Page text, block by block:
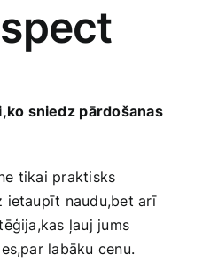
sniedz⁣ pārdošanas
tikai praktisks
ietaupīt naudu,bet arī
ļauj jums
labāku cenu.